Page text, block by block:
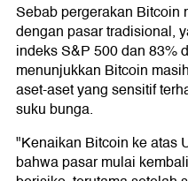
Sebab pergerakan Bitcoin
dengan pasar tradisional,
indeks S&P 500 dan 83%
menunjukkan Bitcoin
aset-aset yang sensitif
suku bunga.
"Kenaikan Bitcoin ke atas
bahwa pasar mulai